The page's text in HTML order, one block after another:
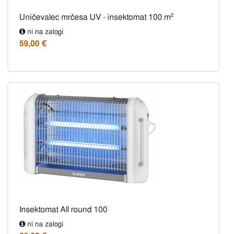
Uničevalec mrčesa UV - insektomat 100 m²
ni na zalogi
59,00 €
Insektomat All round 100
ni na zalogi